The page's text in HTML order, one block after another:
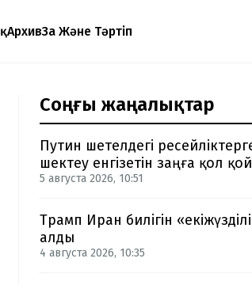
АрхивЗаң Және Тәртіп
Соңғы жаңалықтар
Путин шетелдегі
шектеу енгізетін заңға қол
5 августа 2026, 10:51
Трамп Иран билігін
алды
4 августа 2026, 10:35